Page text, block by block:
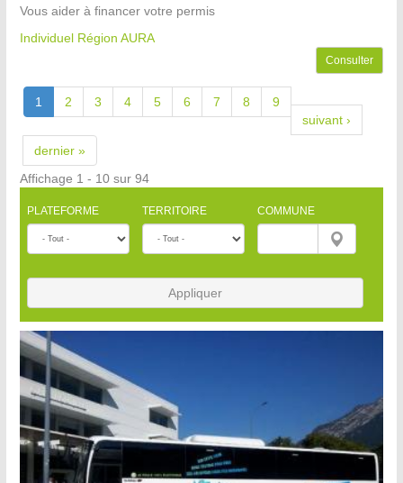
Vous aider à financer votre permis
Individuel Région AURA
Consulter
1 2 3 4 5 6 7 8
9
suivant ›
dernier »
Affichage 1 - 10 sur 94
PLATEFORME TERRITOIRE COMMUNE
Appliquer